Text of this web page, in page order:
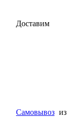
Доставим
Самовывоз из